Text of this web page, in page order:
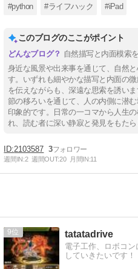
#python #ライフハック #iPad
このブログのここがポイント
自然描写と内面模索
身近な風景や出来事を通じて、自然
す。いずれも細やかな描写と内面の
を伝えながらも、深遠な思索を誘い
節の移ろいを通じて、人の内側に潜
印象的です。日常の一コマから人生
れ、読む者に深い静寂と発見をもたら
2103587 3
週間IN:2 週間OUT:20 月間IN:11
9 tatatadrive
電子工作、ロボコ
していきたいです！